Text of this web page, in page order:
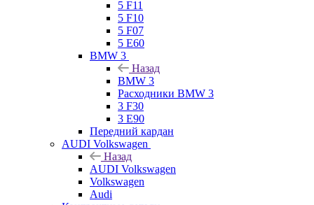
5 F11
5 F10
5 F07
5 E60
BMW 3
Назад
BMW 3
Расходники BMW 3
3 F30
3 E90
Передний кардан
AUDI Volkswagen
Назад
AUDI Volkswagen
Volkswagen
Audi